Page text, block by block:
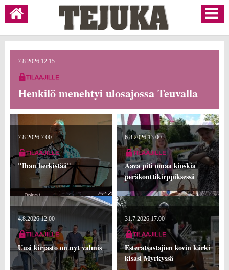
7.8.2026 12.15
Henkilö menehtyi ulosajossa Teuvalla
7.8.2026 7.00
"Ihan herkistää"
6.8.2026 13.00
Aava piti omaa kioskia
peräkonttikirppiksessä
4.8.2026 12.00
Uusi kirjasto on nyt valmis
31.7.2026 17.00
Esteratsastajien kovin kärki
kisasi Myrkyssä